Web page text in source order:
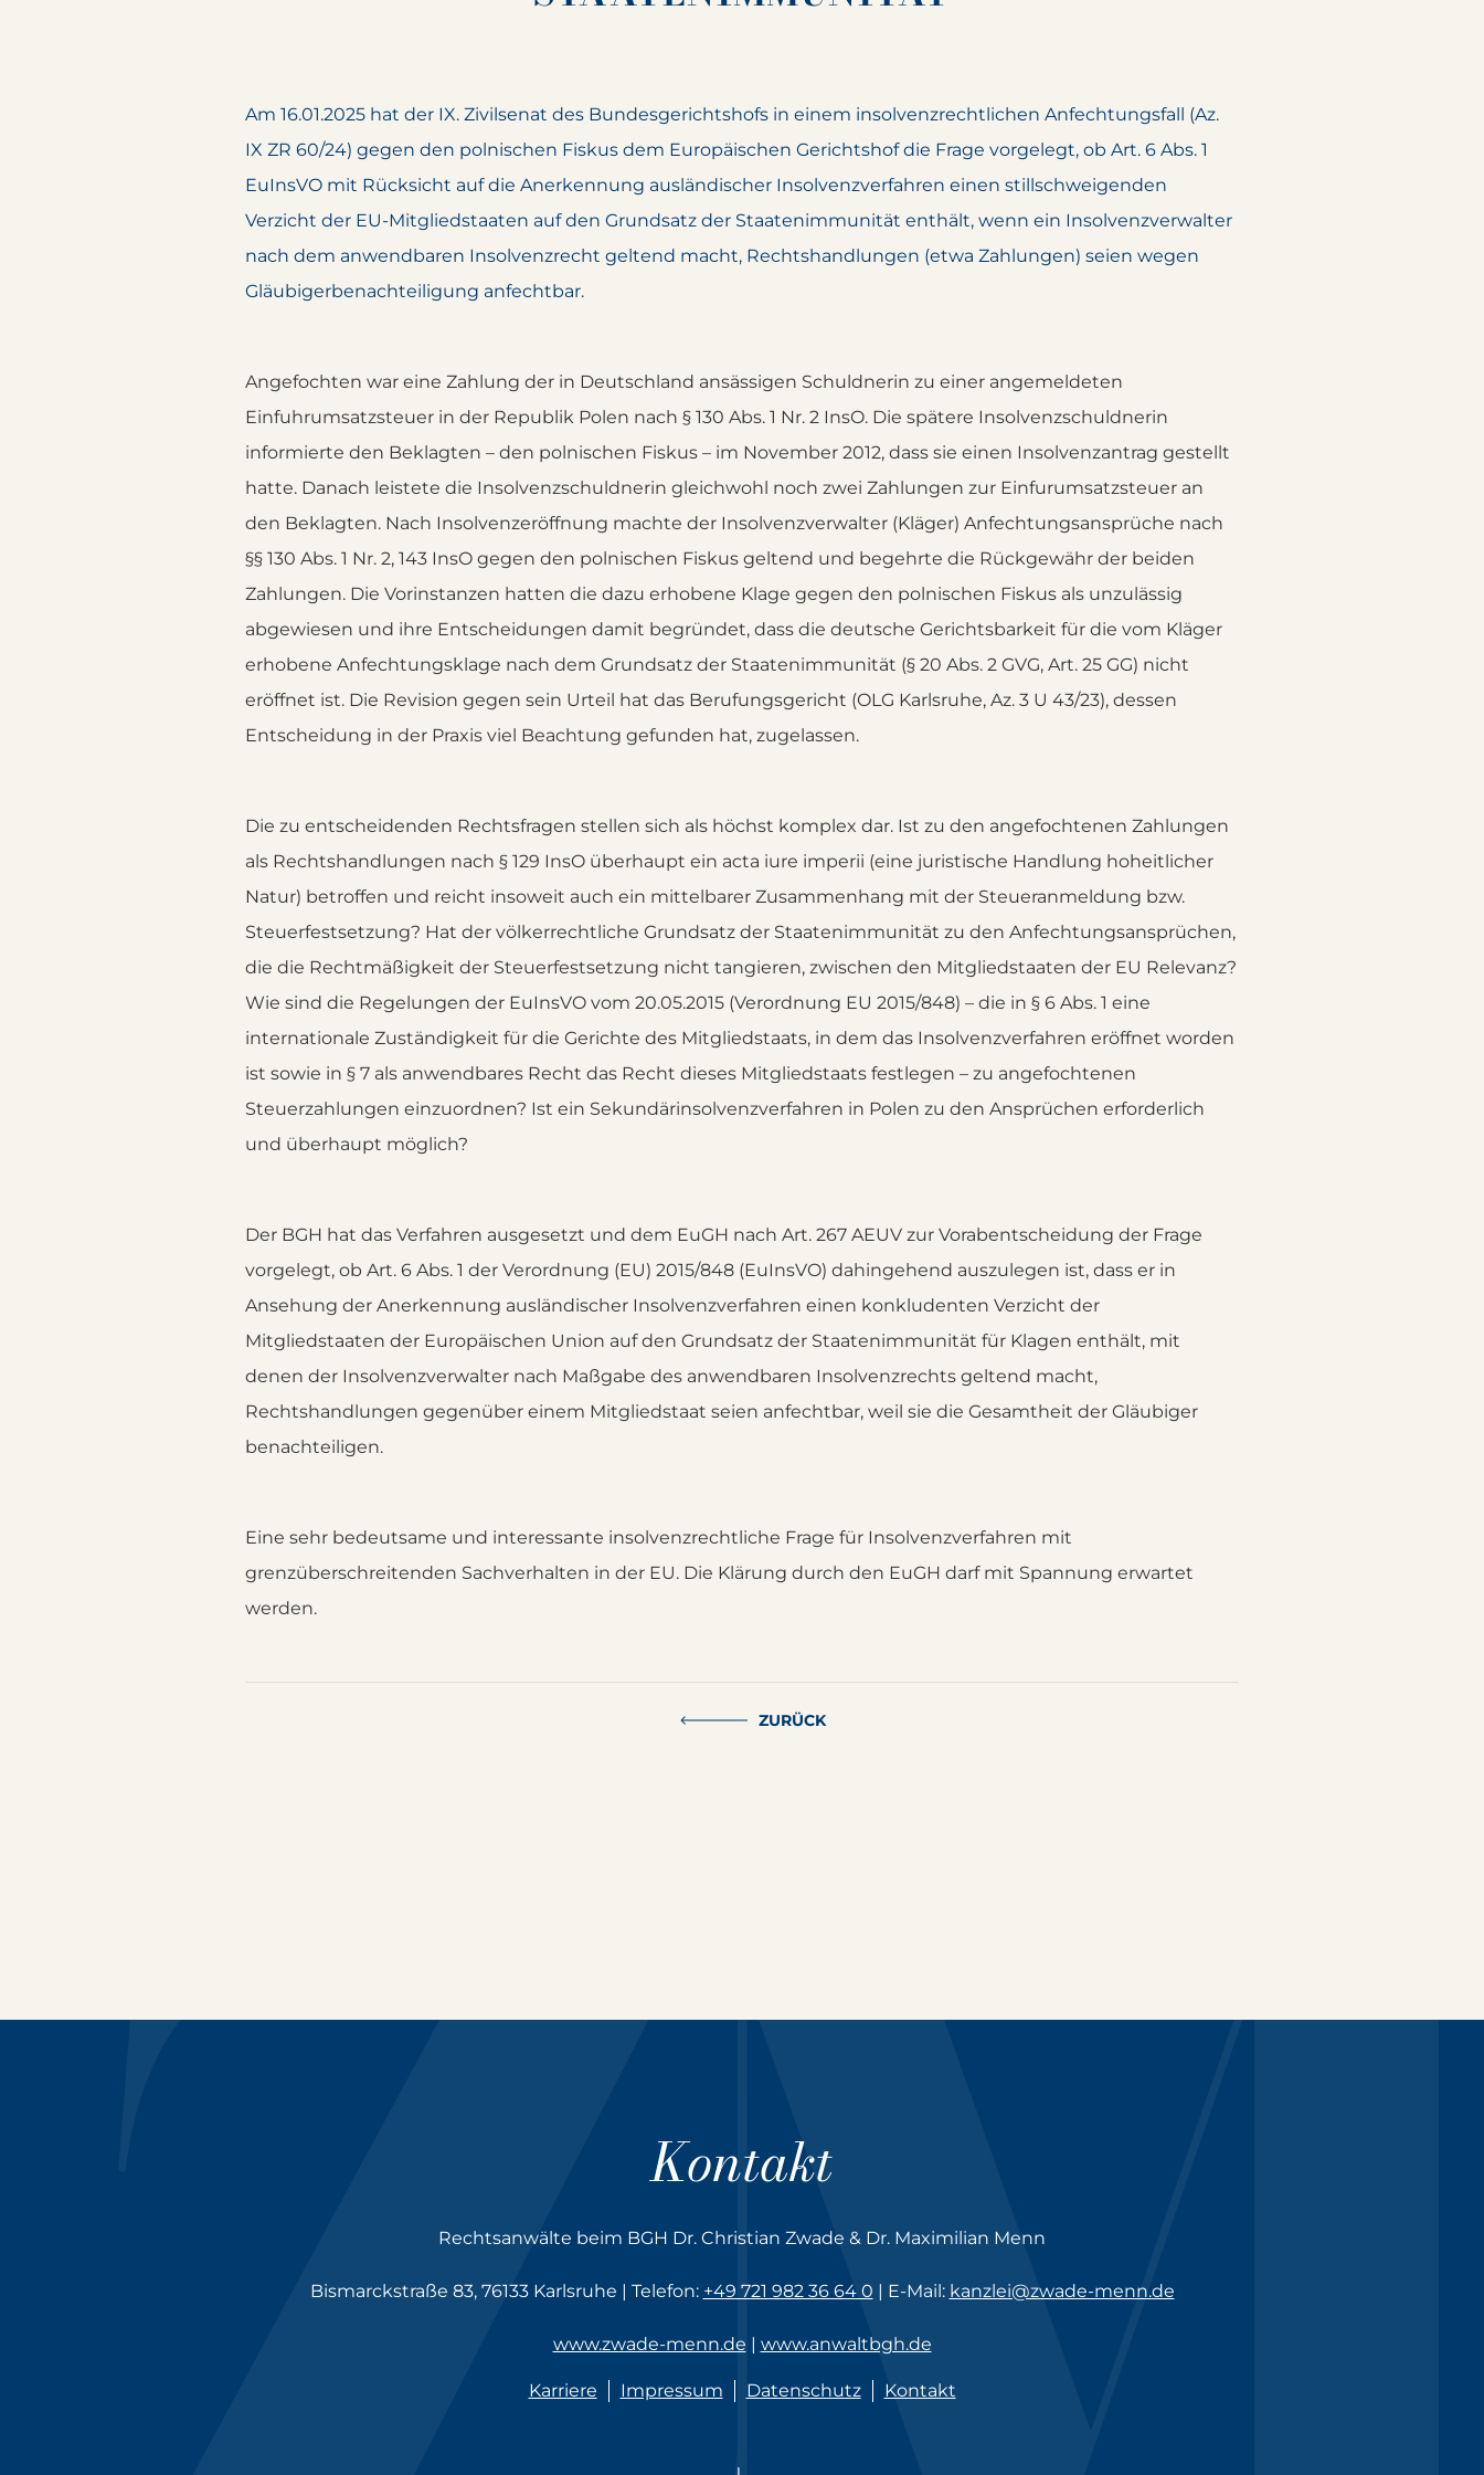
Am 16.01.2025 hat der IX. Zivilsenat des Bundesgerichtshofs in einem insolvenzrechtlichen Anfechtungsfall (Az.
IX ZR 60/24) gegen den polnischen Fiskus dem Europäischen Gerichtshof die Frage vorgelegt, ob Art. 6 Abs. 1
EuInsVO mit Rücksicht auf die Anerkennung ausländischer Insolvenzverfahren einen stillschweigenden
Verzicht der EU-Mitgliedstaaten auf den Grundsatz der Staatenimmunität enthält, wenn ein Insolvenzverwalter
nach dem anwendbaren Insolvenzrecht geltend macht, Rechtshandlungen (etwa Zahlungen) seien wegen
Gläubigerbenachteiligung anfechtbar.
Angefochten war eine Zahlung der in Deutschland ansässigen Schuldnerin zu einer angemeldeten
Einfuhrumsatzsteuer in der Republik Polen nach § 130 Abs. 1 Nr. 2 InsO. Die spätere Insolvenzschuldnerin
informierte den Beklagten – den polnischen Fiskus – im November 2012, dass sie einen Insolvenzantrag gestellt
hatte. Danach leistete die Insolvenzschuldnerin gleichwohl noch zwei Zahlungen zur Einfurumsatzsteuer an
den Beklagten. Nach Insolvenzeröffnung machte der Insolvenzverwalter (Kläger) Anfechtungsansprüche nach
§§ 130 Abs. 1 Nr. 2, 143 InsO gegen den polnischen Fiskus geltend und begehrte die Rückgewähr der beiden
Zahlungen. Die Vorinstanzen hatten die dazu erhobene Klage gegen den polnischen Fiskus als unzulässig
abgewiesen und ihre Entscheidungen damit begründet, dass die deutsche Gerichtsbarkeit für die vom Kläger
erhobene Anfechtungsklage nach dem Grundsatz der Staatenimmunität (§ 20 Abs. 2 GVG, Art. 25 GG) nicht
eröffnet ist. Die Revision gegen sein Urteil hat das Berufungsgericht (OLG Karlsruhe, Az. 3 U 43/23), dessen
Entscheidung in der Praxis viel Beachtung gefunden hat, zugelassen.
Die zu entscheidenden Rechtsfragen stellen sich als höchst komplex dar. Ist zu den angefochtenen Zahlungen
als Rechtshandlungen nach § 129 InsO überhaupt ein acta iure imperii (eine juristische Handlung hoheitlicher
Natur) betroffen und reicht insoweit auch ein mittelbarer Zusammenhang mit der Steueranmeldung bzw.
Steuerfestsetzung? Hat der völkerrechtliche Grundsatz der Staatenimmunität zu den Anfechtungsansprüchen,
die die Rechtmäßigkeit der Steuerfestsetzung nicht tangieren, zwischen den Mitgliedstaaten der EU Relevanz?
Wie sind die Regelungen der EuInsVO vom 20.05.2015 (Verordnung EU 2015/848) – die in § 6 Abs. 1 eine
internationale Zuständigkeit für die Gerichte des Mitgliedstaats, in dem das Insolvenzverfahren eröffnet worden
ist sowie in § 7 als anwendbares Recht das Recht dieses Mitgliedstaats festlegen – zu angefochtenen
Steuerzahlungen einzuordnen? Ist ein Sekundärinsolvenzverfahren in Polen zu den Ansprüchen erforderlich
und überhaupt möglich?
Der BGH hat das Verfahren ausgesetzt und dem EuGH nach Art. 267 AEUV zur Vorabentscheidung der Frage
vorgelegt, ob Art. 6 Abs. 1 der Verordnung (EU) 2015/848 (EuInsVO) dahingehend auszulegen ist, dass er in
Ansehung der Anerkennung ausländischer Insolvenzverfahren einen konkludenten Verzicht der
Mitgliedstaaten der Europäischen Union auf den Grundsatz der Staatenimmunität für Klagen enthält, mit
denen der Insolvenzverwalter nach Maßgabe des anwendbaren Insolvenzrechts geltend macht,
Rechtshandlungen gegenüber einem Mitgliedstaat seien anfechtbar, weil sie die Gesamtheit der Gläubiger
benachteiligen.
Eine sehr bedeutsame und interessante insolvenzrechtliche Frage für Insolvenzverfahren mit
grenzüberschreitenden Sachverhalten in der EU. Die Klärung durch den EuGH darf mit Spannung erwartet
werden.
ZURÜCK
Kontakt
Rechtsanwälte beim BGH Dr. Christian Zwade & Dr. Maximilian Menn
Bismarckstraße 83, 76133 Karlsruhe | Telefon: +49 721 982 36 64 0 | E-Mail: kanzlei@zwade-menn.de
www.zwade-menn.de | www.anwaltbgh.de
Karriere Impressum Datenschutz Kontakt